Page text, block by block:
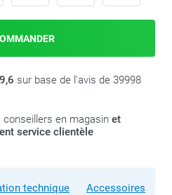
sur base de l'avis de 39998
conseillers en magasin et
service clientèle
technique Accessoires